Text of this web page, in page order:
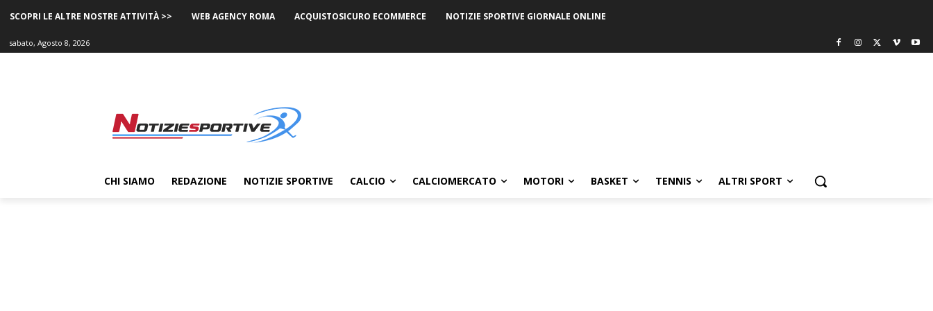
SCOPRI LE ALTRE NOSTRE ATTIVITÀ >> WEB AGENCY ROMA ACQUISTOSICURO ECOMMERCE NOTIZIE SPORTIVE GIORNALE ONLINE
sabato, Agosto 8, 2026
CHI SIAMO REDAZIONE NOTIZIE SPORTIVE CALCIO CALCIOMERCATO MOTORI BASKET TENNIS ALTRI SPORT